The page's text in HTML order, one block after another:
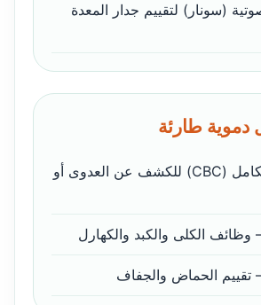
(سونار) لتقييم جدار المعدة
تعداد الدم الكامل (CBC) للكشف عن العدوى أو
وظائف الكلى والكبد والكهارل
تقييم الحماض والجفاف